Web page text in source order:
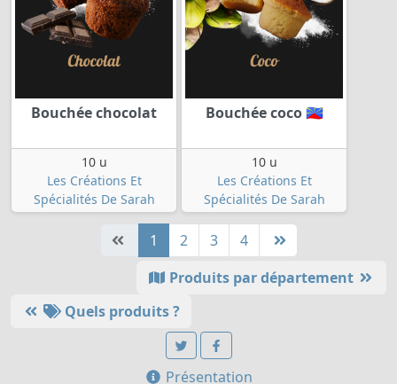
Bouchée chocolat
10 u
Les Créations Et
Spécialités De Sarah
Bouchée coco 🇷🇪
10 u
Les Créations Et
Spécialités De Sarah
1 2 3
4
Produits par département
Quels produits ?
Présentation